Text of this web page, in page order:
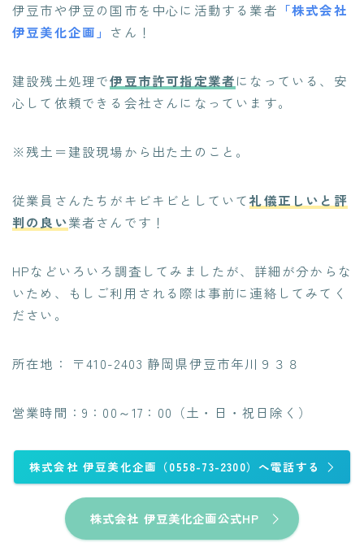
伊豆市や伊豆の国市を中心に活動する業者 「株式会社
伊豆美化企画」 さん！
建設残土処理で伊豆市許可指定業者になっている、安
心して依頼できる会社さんになっています。
※残土＝建設現場から出た土のこと。
従業員さんたちがキビキビとしていて礼儀正しいと評
判の良い業者さんです！
HPなどいろいろ調査してみましたが、詳細が分からな
いため、もしご利用される際は事前に連絡してみてく
ださい。
所在地： 〒410-2403 静岡県伊豆市年川９３８
営業時間：9：00～17：00（土・日・祝日除く）
株式会社 伊豆美化企画（0558-73-2300）へ電話する
株式会社 伊豆美化企画公式HP